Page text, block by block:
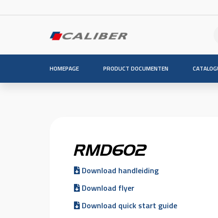
HOMEPAGE PRODUCT DOCUMENTEN
RMD602
Download handleiding
Download flyer
Download quick start guide